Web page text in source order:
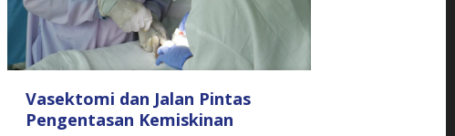
Vasektomi dan Jalan Pintas
Pengentasan Kemiskinan